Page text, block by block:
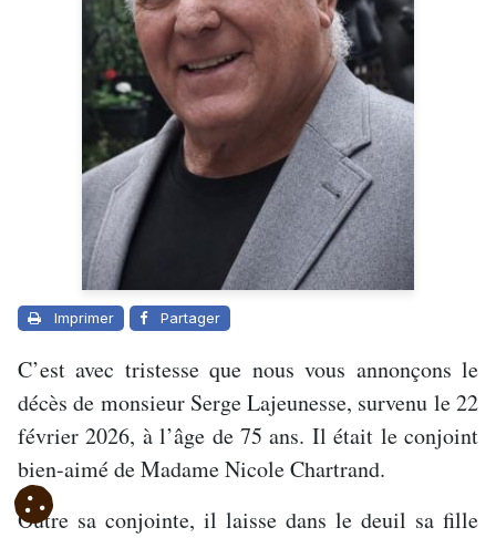
Imprimer Partager
C’est avec tristesse que nous vous annonçons le
décès de monsieur Serge Lajeunesse, survenu le 22
février 2026, à l’âge de 75 ans. Il était le conjoint
bien-aimé de Madame Nicole Chartrand.
Outre sa conjointe, il laisse dans le deuil sa fille